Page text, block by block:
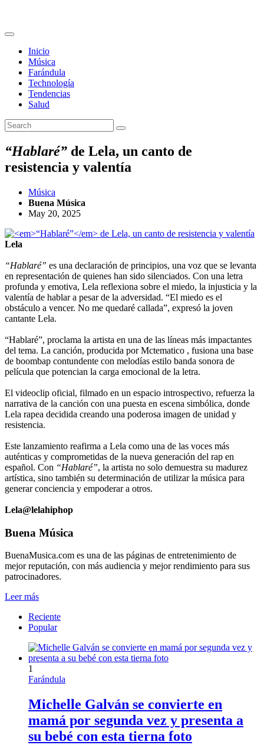
Inicio
Música
Farándula
Technología
Tendencias
Salud
“Hablaré” de Lela, un canto de
resistencia y valentía
Música
Buena Música
May 20, 2025
Lela
“Hablaré” es una declaración de principios, una voz que se levanta
en representación de quienes han sido silenciados. Con una letra
profunda y emotiva, Lela reflexiona sobre el miedo, la injusticia y la
valentía de hablar a pesar de la adversidad. “El miedo es el
obstáculo a vencer. No me quedaré callada”, expresó la joven
cantante Lela.
“Hablaré”, proclama la artista en una de las líneas más impactantes
del tema. La canción, producida por Mctematico , fusiona una base
de boombap contundente con melodías estilo banda sonora de
película que potencian la carga emocional de la letra.
El videoclip oficial, filmado en un espacio introspectivo, refuerza la
narrativa de la canción con una puesta en escena simbólica, donde
Lela rapea decidida creando una poderosa imagen de unidad y
resistencia.
Este lanzamiento reafirma a Lela como una de las voces más
auténticas y comprometidas de la nueva generación del rap en
español. Con “Hablaré”, la artista no solo demuestra su madurez
artística, sino también su determinación de utilizar la música para
generar conciencia y empoderar a otros.
Lela@lelahiphop
Buena Música
BuenaMusica.com es una de las páginas de entretenimiento de
mejor reputación, con más audiencia y mejor rendimiento para sus
patrocinadores.
Leer más
Reciente
Popular
1
Farándula
Michelle Galván se convierte en
mamá por segunda vez y presenta a
su bebé con esta tierna foto